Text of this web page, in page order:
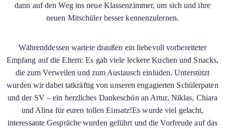
dann auf den Weg ins neue Klassenzimmer, um sich und ihre
neuen Mitschüler besser kennenzulernen.
Währenddessen wartete draußen ein liebevoll vorbereiteter
Empfang auf die Eltern: Es gab viele leckere Kuchen und Snacks,
die zum Verweilen und zum Austausch einluden. Unterstützt
wurden wir dabei tatkräftig von unseren engagierten Schülerpaten
und der SV – ein herzliches Dankeschön an Artur, Niklas, Chiara
und Alina für euren tollen Einsatz!Es wurde viel gelacht,
interessante Gespräche wurden geführt und die Vorfreude auf das